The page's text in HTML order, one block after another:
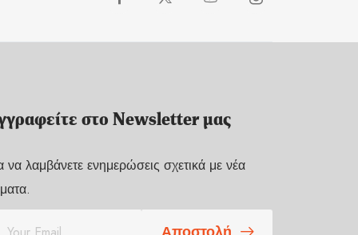
στο Newsletter μας
να λαμβάνετε ενημερώσεις σχετικά με νέα